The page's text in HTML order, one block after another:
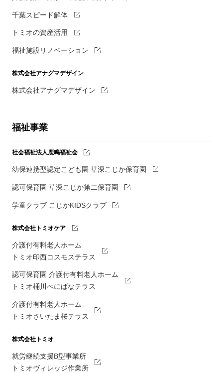
千葉スピード解体
トミオの資産活用
福祉施設リノベーション
株式会社アナグマデザイン
株式会社アナグマデザイン
福祉事業
社会福祉法人鹿鳴福祉会
幼保連携型認定こども園 草深こじか保育園
認可保育園 草深こじか第二保育園
学童クラブ こじかKIDSクラブ
株式会社トミオケア
介護付有料老人ホーム
トミオ印西コスモステラス
認可保育園 介護付有料老人ホーム
トミオ桶川べにばなテラス
介護付有料老人ホーム
トミオさいたま桜テラス
株式会社トミオ
就労継続支援B型事業所
トミオヴィレッジ作業所